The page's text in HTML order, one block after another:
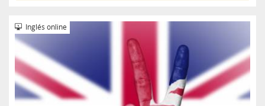
Inglés online